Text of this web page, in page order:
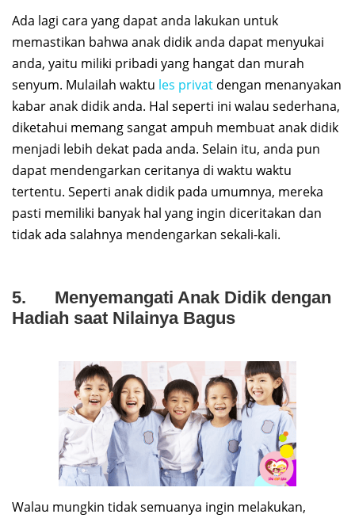
Ada lagi cara yang dapat anda lakukan untuk
memastikan bahwa anak didik anda dapat menyukai
anda, yaitu miliki pribadi yang hangat dan murah
senyum. Mulailah waktu les privat dengan menanyakan
kabar anak didik anda. Hal seperti ini walau sederhana,
diketahui memang sangat ampuh membuat anak didik
menjadi lebih dekat pada anda. Selain itu, anda pun
dapat mendengarkan ceritanya di waktu waktu
tertentu. Seperti anak didik pada umumnya, mereka
pasti memiliki banyak hal yang ingin diceritakan dan
tidak ada salahnya mendengarkan sekali-kali.
5. Menyemangati Anak Didik dengan
Hadiah saat Nilainya Bagus
Walau mungkin tidak semuanya ingin melakukan,